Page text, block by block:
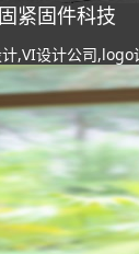
紧固件科技
,VI设计公司,logo